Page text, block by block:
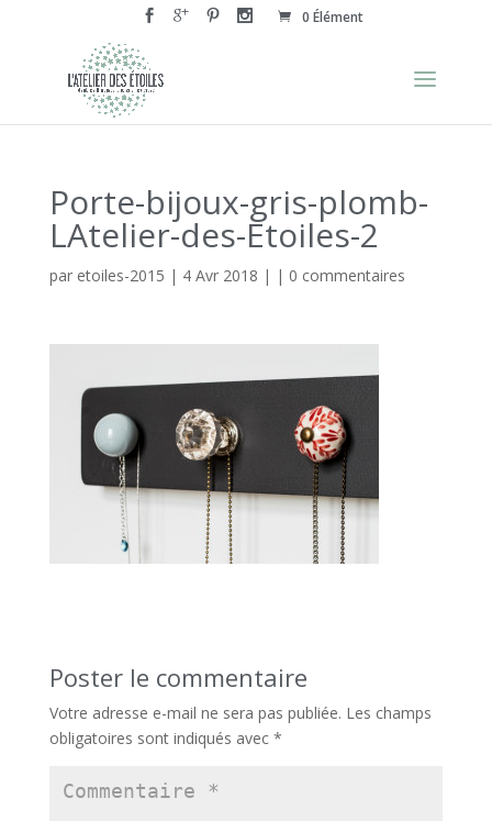
0 Élément
Porte-bijoux-gris-plomb-
LAtelier-des-Etoiles-2
par etoiles-2015 | 4 Avr 2018 | | 0 commentaires
Poster le commentaire
Votre adresse e-mail ne sera pas publiée. Les champs
obligatoires sont indiqués avec *